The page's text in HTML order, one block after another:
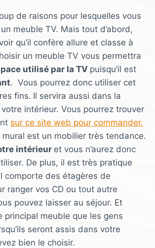
de raisons pour lesquelles vous
meuble TV. Mais tout d’abord,
qu’il confère allure et classe à
un meuble TV vous permettra
utilisé par la TV puisqu’il est
. Vous pourrez donc utiliser cet
fins. Il servira aussi dans la
intérieur. Vous pourrez trouver
sur ce site web pour commander.
mural est un mobilier très tendance.
intérieur et vous n’aurez donc
De plus, il est très pratique
comporte des étagères de
ranger vos CD ou tout autre
pouvez laisser au séjour. Et
principal meuble que les gens
seront assis dans votre
bien le choisir.